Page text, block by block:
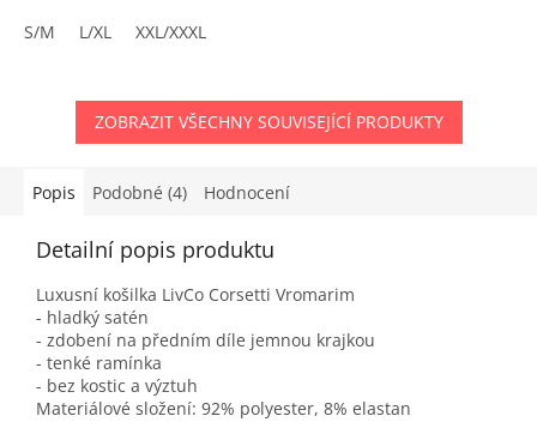
S/M L/XL XXL/XXXL
ZOBRAZIT VŠECHNY SOUVISEJÍCÍ PRODUKTY
Popis Podobné (4) Hodnocení
Detailní popis produktu
Luxusní košilka LivCo Corsetti Vromarim
- hladký satén
- zdobení na předním díle jemnou krajkou
- tenké ramínka
- bez kostic a výztuh
Materiálové složení: 92% polyester, 8% elastan